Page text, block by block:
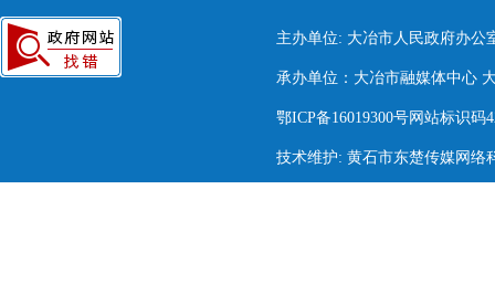
主办单位: 大冶市人民政府办公
承办单位：大冶市融媒体中心
鄂ICP备16019300号网站标识码
技术维护: 黄石市东楚传媒网络